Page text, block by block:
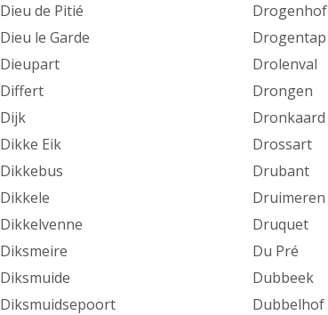
Dieu de Pitié
Dieu le Garde
Dieupart
Differt
Dijk
Dikke Eik
Dikkebus
Dikkele
Dikkelvenne
Diksmeire
Diksmuide
Diksmuidsepoort
Drogenhof
Drogentap
Drolenval
Drongen
Dronkaard
Drossart
Drubant
Druimeren
Druquet
Du Pré
Dubbeek
Dubbelhof